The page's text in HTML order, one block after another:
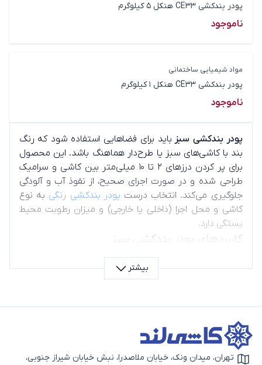
پودر بندکشی CE33 هنکل 5 کیلوگرم
ناموجود
مواد شیمیایی ساختمانی
پودر بندکشی CE33 هنکل 1 کیلوگرم
ناموجود
بیشتر
پودر بندکشی سبز باید برای فضاهایی استفاده شود که رنگ
بند با کاشی‌های سبز یا طرح‌دار هماهنگ باشد. این محصول
برای پر کردن درزهای ۲ تا ۱۰ میلی‌متر بین کاشی و سرامیک
طراحی شده و در صورت اجرای صحیح، از نفوذ آب و آلودگی
جلوگیری می‌کند. انتخاب درست پودر بندکشی رنگی به نوع
کاشی و محل اجرا (داخلی یا خارجی) و میزان رطوبت محیط
بستگی دارد.
کاربردهای پودر بندکشی سبز
سرامیک‌های طرح‌دار با جزئیات سبز
کاشی و سرامیکسبز ساده یا طیف سبز تیره
مزایای استفاده از پودر بندکشی سبز
مواد بندکشیسبز موجب هماهنگی رنگی دقیق با
سبز، کاهش دیده شدن لکه‌های سطحی نسبت به رنگ
تهران، میدان ونک، خیابان ملاصدرا، نبش خیابان شیراز جنوبی،